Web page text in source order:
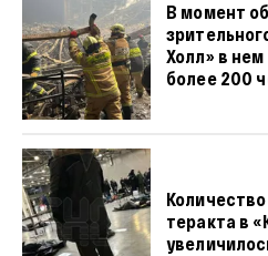
В момент
Холл» в
более 200
теракта в